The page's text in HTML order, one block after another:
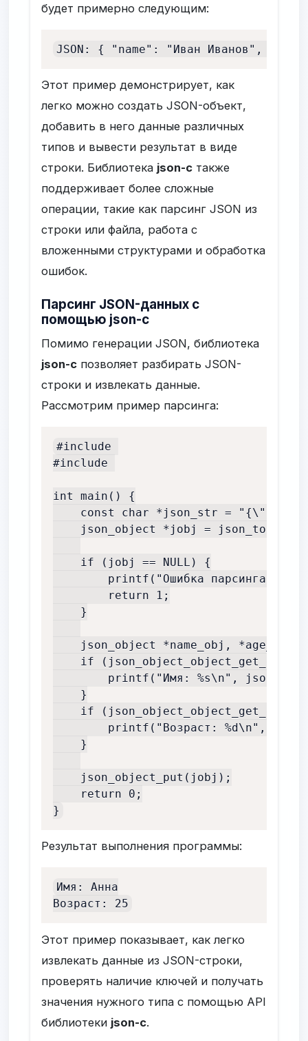
будет примерно следующим:
JSON: { "name": "Иван Иванов",
Этот пример демонстрирует, как
легко можно создать JSON-объект,
добавить в него данные различных
типов и вывести результат в виде
строки. Библиотека json-c также
поддерживает более сложные
операции, такие как парсинг JSON из
строки или файла, работа с
вложенными структурами и обработка
ошибок.
Парсинг JSON-данных с
помощью json-c
Помимо генерации JSON, библиотека
json-c позволяет разбирать JSON-
строки и извлекать данные.
Рассмотрим пример парсинга:
#include
#include
int main() {
const char *json_str =
json_object *jobj =
    if (jobj == NULL) {
printf("Ошибка парсинга
        return 1;
    }
    json_object *name_obj, *age_obj;
if
printf("Имя: %s\n",
    }
if
printf("Возраст: %d\n",
    }
    json_object_put(jobj);
    return 0;
}
Результат выполнения программы:
Имя: Анна
Возраст: 25
Этот пример показывает, как легко
извлекать данные из JSON-строки,
проверять наличие ключей и получать
значения нужного типа с помощью API
библиотеки json-c.